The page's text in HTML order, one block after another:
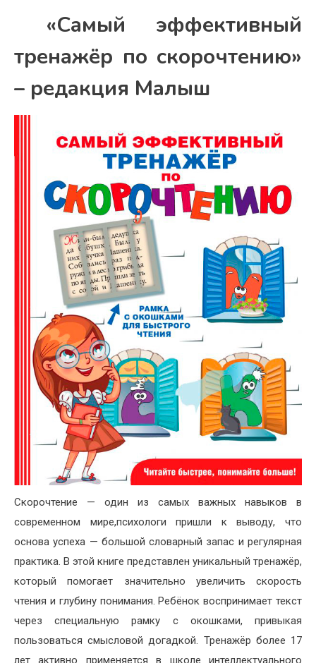
«Самый эффективный
тренажёр по скорочтению»
– редакция Малыш
Скорочтение — один из самых важных навыков в
современном мире,психологи пришли к выводу, что
основа успеха — большой словарный запас и регулярная
практика. В этой книге представлен уникальный тренажёр,
который помогает значительно увеличить скорость
чтения и глубину понимания. Ребёнок воспринимает текст
через специальную рамку с окошками, привыкая
пользоваться смысловой догадкой. Тренажёр более 17
лет активно применяется в школе интеллектуального